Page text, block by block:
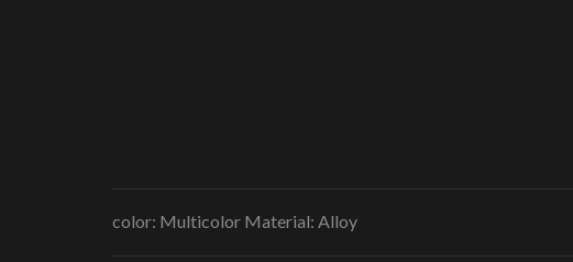
color: Multicolor Material: Alloy